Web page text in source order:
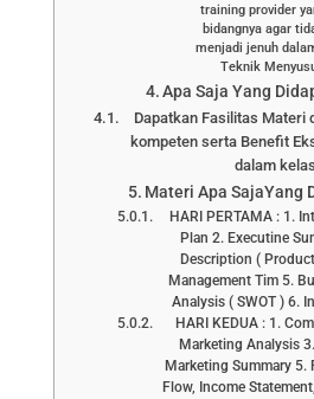
training provider
bidangnya agar
menjadi jenuh
Teknik
Apa Saja Yang
Dapatkan Fasilitas Materi
kompeten serta Benefit
dalam
Materi Apa SajaYang
HARI PERTAMA : 1.
Plan 2. Executine
Description (
Management Tim 5.
Analysis ( SWOT ) 6.
HARI KEDUA : 1.
Marketing Analysis
Marketing Summary 5.
Flow, Income